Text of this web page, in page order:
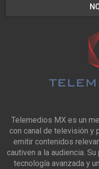
Telemedios MX es un
con canal de televisión y
emitir contenidos
cautiven a la audiencia.
tecnología avanzada y